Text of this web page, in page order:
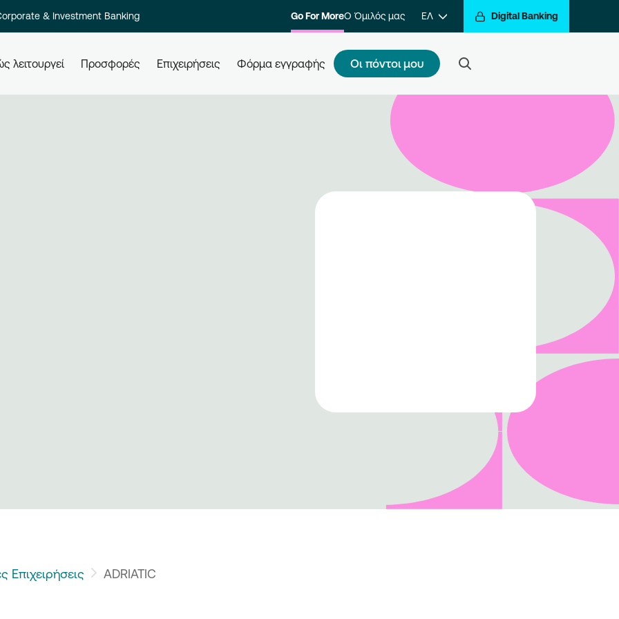
& Investment Banking Go For MoreΟ Όμιλός μας ΕΛ Digital Banking
λειτουργεί
Πώς κάνω εγγραφή
Ελάτε ένα βήμα πιο κοντά στην
επιβράβευση των συναλλαγών σας.
Εγγραφείτε στο πρόγραμμα και να
επιβράβευσης του Go For More.
Προσφορές Επιχειρήσεις Φόρμα εγγραφής Οι πόντοι μου
Επιχειρήσεις ADRIATIC